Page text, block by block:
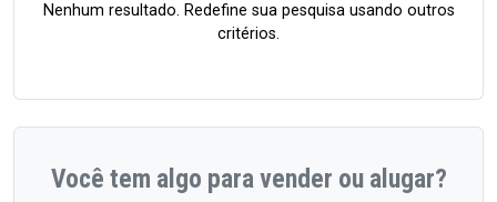
Nenhum resultado. Redefine sua pesquisa usando outros
critérios.
Você tem algo para vender ou alugar?